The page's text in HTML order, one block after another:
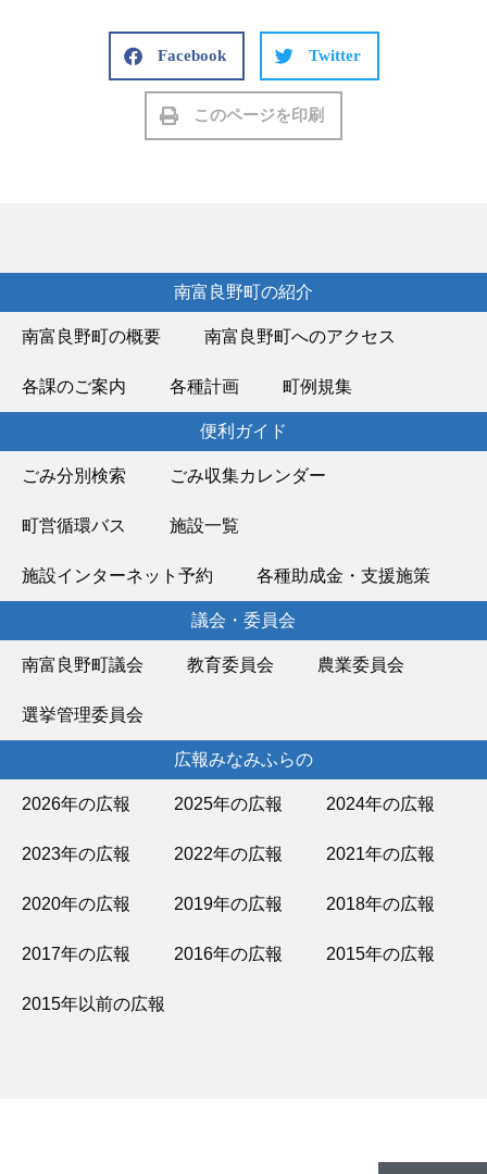
Facebook Twitter
このページを印刷
南富良野町の紹介
南富良野町の概要 南富良野町へのアクセス
各課のご案内 各種計画 町例規集
便利ガイド
ごみ分別検索 ごみ収集カレンダー
町営循環バス 施設一覧
施設インターネット予約 各種助成金・支援施策
議会・委員会
南富良野町議会 教育委員会 農業委員会
選挙管理委員会
広報みなみふらの
2026年の広報 2025年の広報 2024年の広報
2023年の広報 2022年の広報 2021年の広報
2020年の広報 2019年の広報 2018年の広報
2017年の広報 2016年の広報 2015年の広報
2015年以前の広報